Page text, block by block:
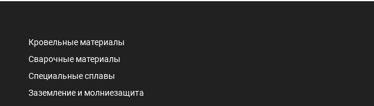
Кровельные материалы
Сварочные материалы
Специальные сплавы
Заземление и молниезащита